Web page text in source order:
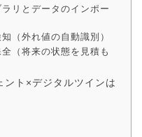
リとデータのインポー
（外れ値の自動識別）
（将来の状態を見積も
ント×デジタルツインは